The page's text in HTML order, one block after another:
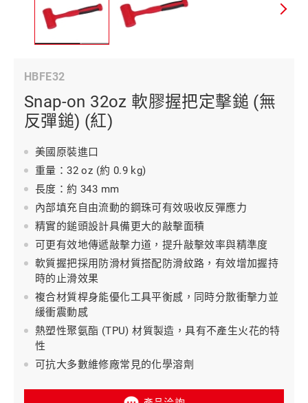
HBFE32
Snap-on 32oz 軟膠握把定擊鎚 (無
反彈鎚) (紅)
美國原裝進口
重量：32 oz (約 0.9 kg)
長度：約 343 mm
內部填充自由流動的鋼珠可有效吸收反彈應力
精實的鎚頭設計具備更大的敲擊面積
可更有效地傳遞敲擊力道，提升敲擊效率與精準度
軟質握把採用防滑材質搭配防滑紋路，有效增加握持
時的止滑效果
複合材質桿身能優化工具平衡感，同時分散衝擊力並
緩衝震動感
熱塑性聚氨酯 (TPU) 材質製造，具有不產生火花的特
性
可抗大多數維修廠常見的化學溶劑